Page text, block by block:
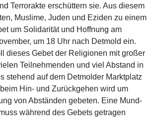
Terrorakte erschüttern sie. Aus diesem
Muslime, Juden und Eziden zu einem
um Solidarität und Hoffnung am
um 18 Uhr nach Detmold ein.
dieses Gebet der Religionen mit großer
Teilnehmenden und viel Abstand in
stehend auf dem Detmolder Marktplatz
Hin- und Zurückgehen wird um
von Abständen gebeten. Eine Mund-
während des Gebets getragen